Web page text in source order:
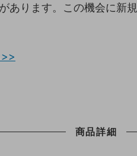
あります。この機会に新
商品詳細